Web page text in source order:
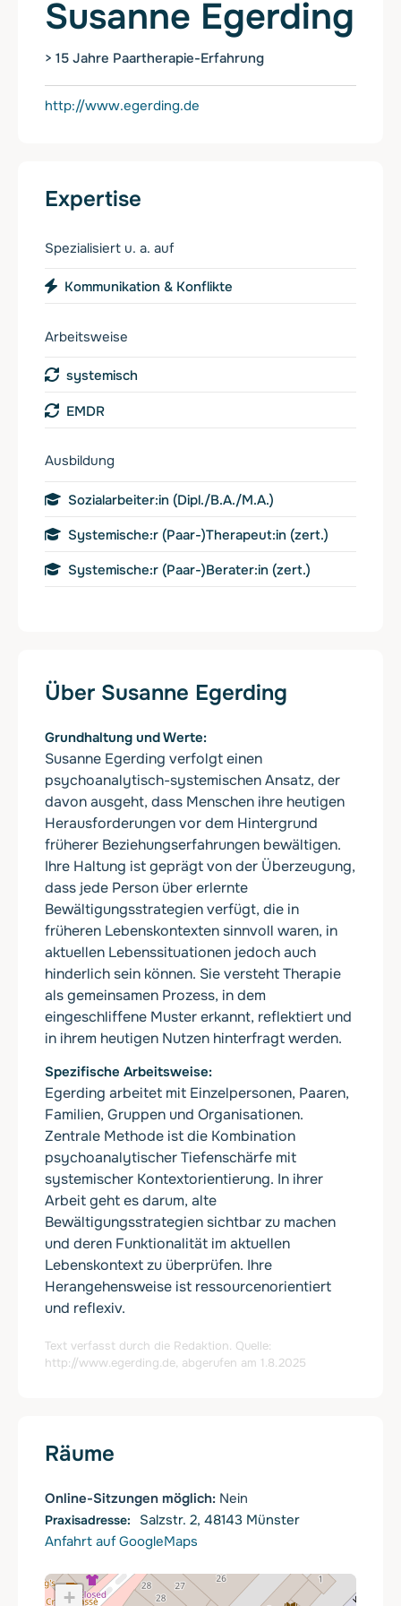
Susanne Egerding
> 15 Jahre Paartherapie-Erfahrung
http://www.egerding.de
Expertise
Spezialisiert u. a. auf
Kommunikation & Konflikte
Arbeitsweise
systemisch
EMDR
Ausbildung
Sozialarbeiter:in (Dipl./B.A./M.A.)
Systemische:r (Paar-)Therapeut:in (zert.)
Systemische:r (Paar-)Berater:in (zert.)
Über Susanne Egerding
Grundhaltung und Werte
Susanne Egerding verfolgt einen
psychoanalytisch-systemischen Ansatz, der
davon ausgeht, dass Menschen ihre heutigen
Herausforderungen vor dem Hintergrund
früherer Beziehungserfahrungen bewältigen.
Ihre Haltung ist geprägt von der Überzeugung,
dass jede Person über erlernte
Bewältigungsstrategien verfügt, die in
früheren Lebenskontexten sinnvoll waren, in
aktuellen Lebenssituationen jedoch auch
hinderlich sein können. Sie versteht Therapie
als gemeinsamen Prozess, in dem
eingeschliffene Muster erkannt, reflektiert und
in ihrem heutigen Nutzen hinterfragt werden.
Spezifische Arbeitsweise
Egerding arbeitet mit Einzelpersonen, Paaren,
Familien, Gruppen und Organisationen.
Zentrale Methode ist die Kombination
psychoanalytischer Tiefenschärfe mit
systemischer Kontextorientierung. In ihrer
Arbeit geht es darum, alte
Bewältigungsstrategien sichtbar zu machen
und deren Funktionalität im aktuellen
Lebenskontext zu überprüfen. Ihre
Herangehensweise ist ressourcenorientiert
und reflexiv.
Text verfasst durch die Redaktion. Quelle:
http://www.egerding.de, abgerufen am 1.8.2025
Räume
Online-Sitzungen möglich: Nein
Salzstr. 2, 48143 Münster
Anfahrt auf GoogleMaps
+